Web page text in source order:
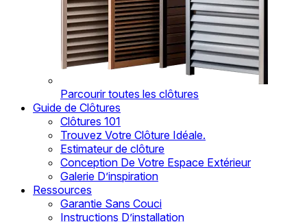
Parcourir toutes les clôtures
Guide de Clôtures
Clôtures 101
Trouvez Votre Clôture Idéale.
Estimateur de clôture
Conception De Votre Espace Extérieur
Galerie D’inspiration
Ressources
Garantie Sans Couci
Instructions D’installation